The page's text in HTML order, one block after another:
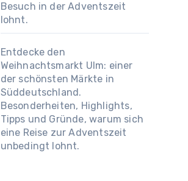
Besuch in der Adventszeit
lohnt.
Entdecke den
Weihnachtsmarkt Ulm: einer
der schönsten Märkte in
Süddeutschland.
Besonderheiten, Highlights,
Tipps und Gründe, warum sich
eine Reise zur Adventszeit
unbedingt lohnt.